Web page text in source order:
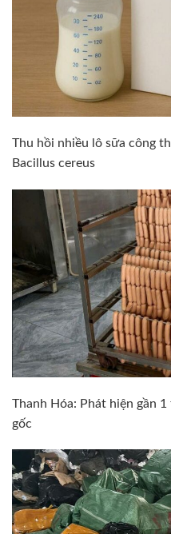
Thu hồi nhiều lô sữa công
Bacillus cereus
Thanh Hóa: Phát hiện gần
gốc